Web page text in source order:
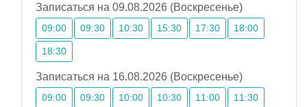
Записаться на 09.08.2026 (Воскресенье)
09:00 09:30 10:30 15:30 17:30 18:00
18:30
Записаться на 16.08.2026 (Воскресенье)
09:00 09:30 10:00 10:30 11:00 11:30